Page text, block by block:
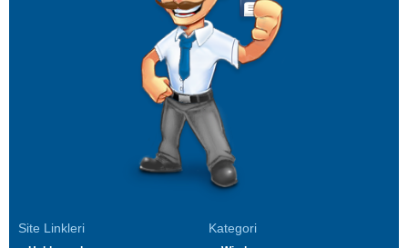
Site Linkleri Kategori